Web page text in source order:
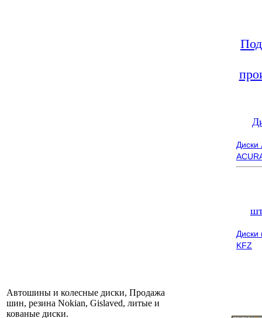
Диски
KFZ
Автошины и колесные диски, Продажа
шин, резина Nokian, Gislaved, литые и
кованые диски.